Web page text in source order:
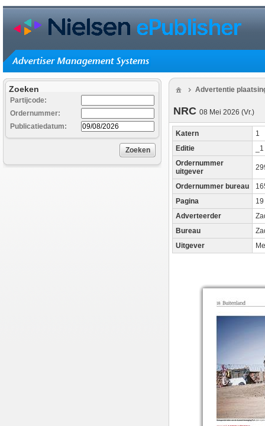
Zoeken
Partijcode:
Ordernummer:
Publicatiedatum:
Zoeken
Advertentie
NRC 08 Mei 2026 (Vr.)
Katern
1
Editie
_1
Ordernummer
uitgever
Ordernummer bureau
Pagina
Adverteerder
Bureau
Uitgever